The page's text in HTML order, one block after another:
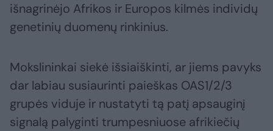
išnagrinėjo Afrikos ir Europos kilmės individų
genetinių duomenų rinkinius.
Mokslininkai siekė išsiaiškinti, ar jiems pavyks
dar labiau susiaurinti paieškas OAS1/2/3
grupės viduje ir nustatyti tą patį apsauginį
signalą palyginti trumpesniuose afrikiečių